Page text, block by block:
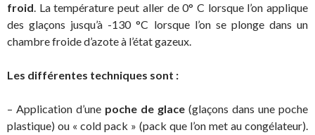
froid. La température peut aller de 0° C lorsque l’on applique
des glaçons jusqu’à -130 °C lorsque l’on se plonge dans un
chambre froide d’azote à l’état gazeux.
Les différentes techniques sont :
– Application d’une poche de glace (glaçons dans une poche
plastique) ou « cold pack » (pack que l’on met au congélateur).